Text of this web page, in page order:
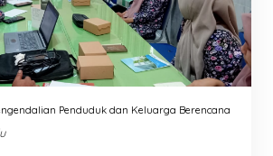
Penduduk dan Keluarga Berencana